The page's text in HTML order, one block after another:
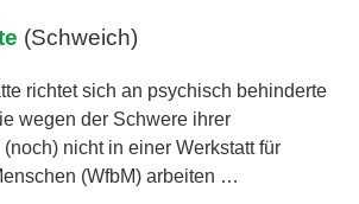
(Schweich)
richtet sich an psychisch behinderte
wegen der Schwere ihrer
nicht in einer Werkstatt für
(WfbM) arbeiten …